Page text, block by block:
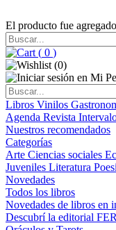
El producto fue
( 0 )
(0)
Libros Vinilos
Agenda Revista
Nuestros recomendados
Categorías
Arte Ciencias sociales
Juveniles Literatura
Novedades
Todos los libros
Novedades de libros en
Descubrí la editorial